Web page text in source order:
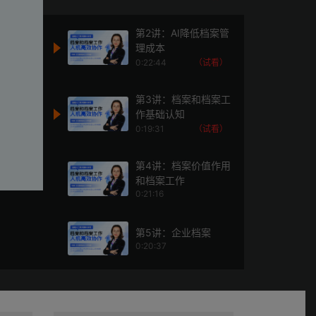
第2讲：AI降低档案管
理成本
0:22:44 （试看）
第3讲：档案和档案工
作基础认知
0:19:31 （试看）
第4讲：档案价值作用
和档案工作
0:21:16
第5讲：企业档案
0:20:37